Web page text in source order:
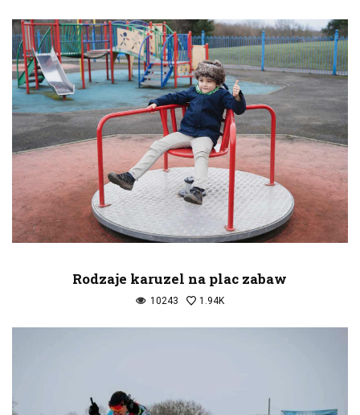
Rodzaje karuzel na plac zabaw
10243 1.94K